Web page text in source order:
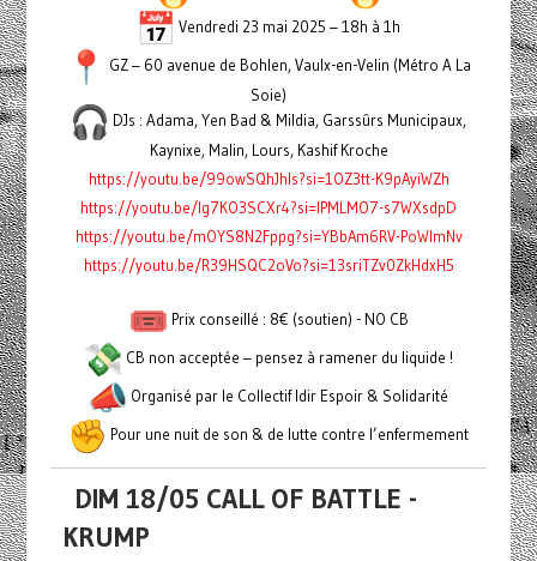
Vendredi 23 mai 2025 – 18h à 1h
GZ – 60 avenue de Bohlen, Vaulx-en-Velin (Métro A La
Soie)
DJs : Adama, Yen Bad & Mildia, Garssûrs Municipaux,
Kaynixe, Malin, Lours, Kashif Kroche
https://youtu.be/99owSQhJhls?si=1OZ3tt-K9pAyiWZh
https://youtu.be/Ig7KO3SCXr4?si=lPMLMO7-s7WXsdpD
https://youtu.be/mOYS8N2Fppg?si=YBbAm6RV-PoWImNv
https://youtu.be/R39HSQC2oVo?si=13sriTZv0ZkHdxH5
Prix conseillé : 8€ (soutien) - NO CB
CB non acceptée – pensez à ramener du liquide !
Organisé par le Collectif Idir Espoir & Solidarité
Pour une nuit de son & de lutte contre l’enfermement
DIM 18/05 CALL OF BATTLE -
KRUMP